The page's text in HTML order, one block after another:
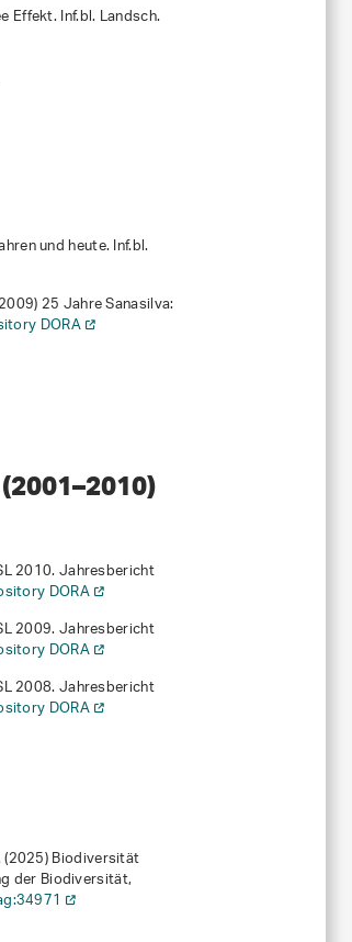
Effekt. Inf.bl. Landsch.
und heute. Inf.bl.
25 Jahre Sanasilva:
DORA
2010. Jahresbericht
DORA
2009. Jahresbericht
DORA
2008. Jahresbericht
DORA
Biodiversität
der Biodiversität,